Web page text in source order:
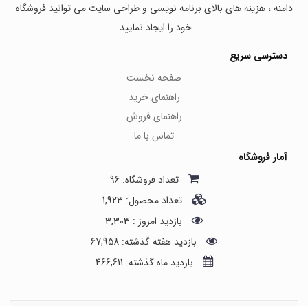
دامنه ، هزینه های بالای برنامه نویسی و طراحی سایت می توانید فروشگاه
خود را ایجاد نمایید
دسترسی سریع
صفحه نخست
راهنمای خرید
راهنمای فروش
تماس با ما
آمار فروشگاه
تعداد فروشگاه: 96
تعداد محصول: 1,923
بازدید امروز : 3,303
بازدید هفته گذشته: 67,958
بازدید ماه گذشته: 466,611